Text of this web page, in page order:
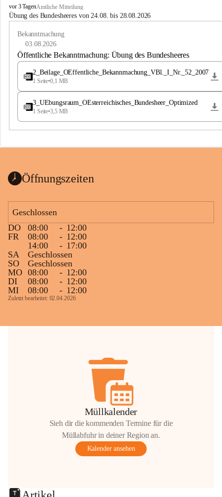
B
u
e
a
vor 3 TagenAmtliche Mitteilung
Übung des Bundesheeres von 24.08. bis 28.08.2026
Bekanntmachung
03.08.2026
Öffentliche Bekanntmachung: Übung des Bundesheeres
2_Beilage_OEffentliche_Bekannmachung_VBl._I_Nr._52_2007
1 Seite•0,1 MB
3_UEbungsraum_OEsterreichisches_Bundesheer_Optimized
1 Seite•3,5 MB
Öffnungszeiten
Geschlossen
DO
08:00 - 12:00
FR
08:00 - 12:00
14:00
- 17:00
SA
Geschlossen
SO
Geschlossen
MO 08:00 - 12:00
DI
08:00 - 12:00
MI
08:00 - 12:00
Zuletzt bearbeitet: 02.04.2026
Müllkalender
Sieh dir die kommenden Termine für die
Müllabfuhr in deiner Region an.
Kalender ansehen